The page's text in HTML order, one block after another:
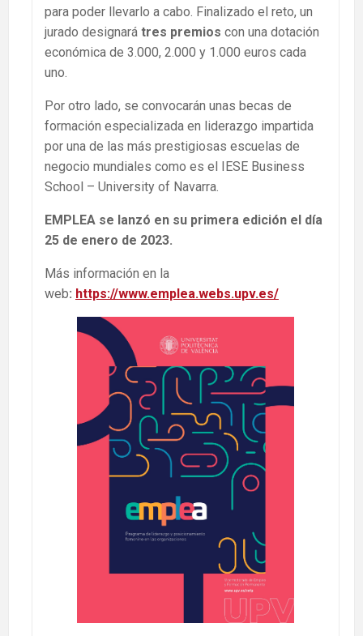
para poder llevarlo a cabo. Finalizado el reto, un
jurado designará tres premios con una dotación
económica de 3.000, 2.000 y 1.000 euros cada
uno.
Por otro lado, se convocarán unas becas de
formación especializada en liderazgo impartida
por una de las más prestigiosas escuelas de
negocio mundiales como es el IESE Business
School – University of Navarra.
EMPLEA se lanzó en su primera edición el día
25 de enero de 2023.
Más información en la
web: https://www.emplea.webs.upv.es/